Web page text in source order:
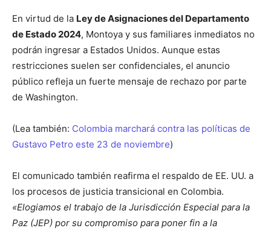
En virtud de la Ley de Asignaciones del Departamento
de Estado 2024, Montoya y sus familiares inmediatos no
podrán ingresar a Estados Unidos. Aunque estas
restricciones suelen ser confidenciales, el anuncio
público refleja un fuerte mensaje de rechazo por parte
de Washington.
(Lea también: Colombia marchará contra las políticas de
Gustavo Petro este 23 de noviembre)
El comunicado también reafirma el respaldo de EE. UU. a
los procesos de justicia transicional en Colombia.
«Elogiamos el trabajo de la Jurisdicción Especial para la
Paz (JEP) por su compromiso para poner fin a la